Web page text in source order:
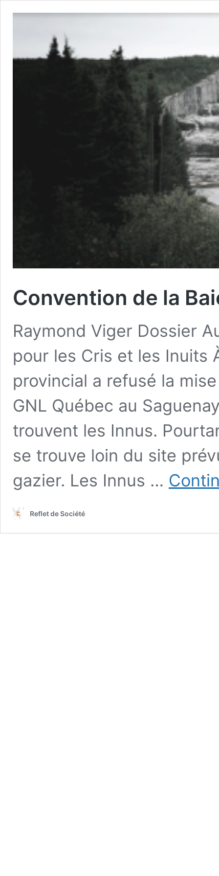
Convention de la
Raymond Viger Dossier
pour les Cris et les Inuits
provincial a refusé la
GNL Québec au
trouvent les Innus.
se trouve loin du site
gazier. Les Innus …
Reflet de Société